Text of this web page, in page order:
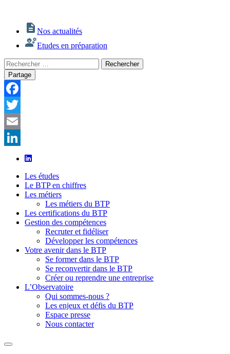
Nos actualités
Etudes en préparation
Rechercher
:
Rechercher
Partage
Facebook
Twitter
Email
LinkedIn
Les études
Le BTP en chiffres
Les métiers
Les métiers du BTP
Les certifications du BTP
Gestion des compétences
Recruter et fidéliser
Développer les compétences
Votre avenir dans le BTP
Se former dans le BTP
Se reconvertir dans le BTP
Créer ou reprendre une entreprise
L’Observatoire
Qui sommes-nous ?
Les enjeux et défis du BTP
Espace presse
Nous contacter